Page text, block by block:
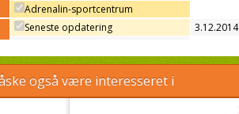
Adrenalin-sportcentrum
Seneste opdatering 3.12.2014
også være interesseret i